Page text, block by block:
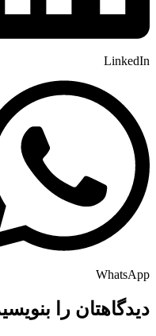
LinkedIn
WhatsApp
دیدگاهتان را